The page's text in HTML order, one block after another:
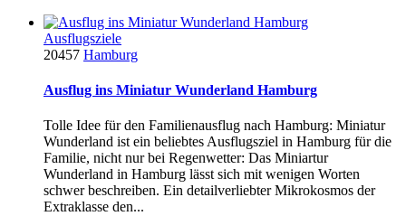
Ausflugsziele
20457 Hamburg
Ausflug ins Miniatur Wunderland Hamburg
Tolle Idee für den Familienausflug nach Hamburg: Miniatur
Wunderland ist ein beliebtes Ausflugsziel in Hamburg für die
Familie, nicht nur bei Regenwetter: Das Miniartur
Wunderland in Hamburg lässt sich mit wenigen Worten
schwer beschreiben. Ein detailverliebter Mikrokosmos der
Extraklasse den...